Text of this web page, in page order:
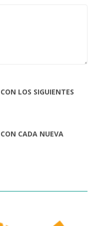
LOS SIGUIENTES
CADA NUEVA